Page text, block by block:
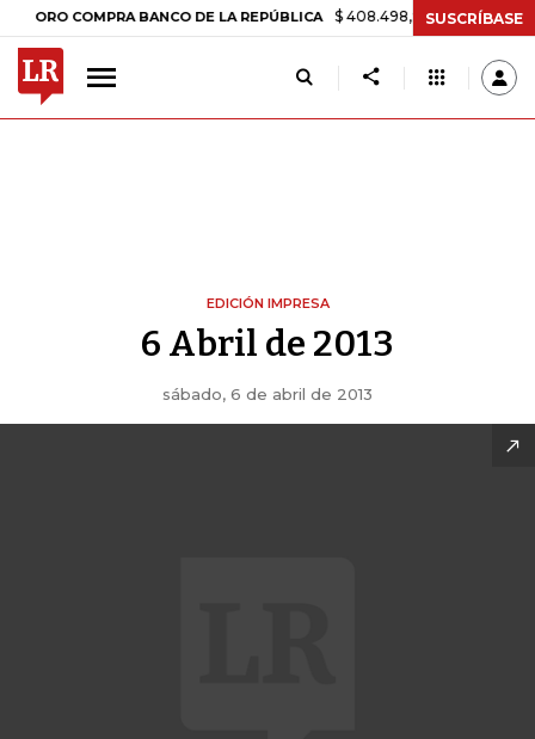
ORO COMPRA BANCO DE LA REPÚBLICA $ 408.498,97 +$ 8.753,81
SUSCRÍBASE
EDICIÓN IMPRESA
6 Abril de 2013
sábado, 6 de abril de 2013